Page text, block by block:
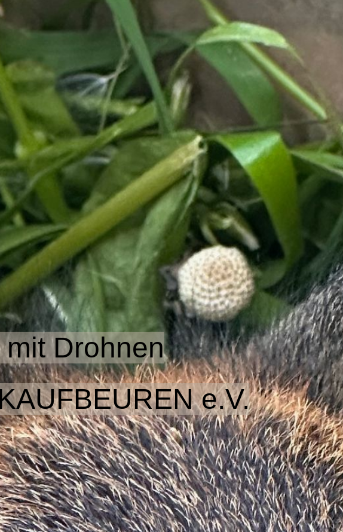
Drohnen
e.V.